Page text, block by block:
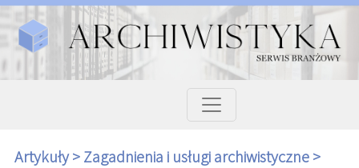
Artykuły > Zagadnienia i usługi archiwistyczne >